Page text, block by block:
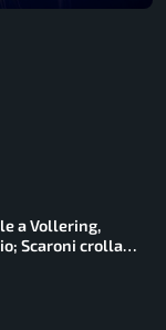
a Vollering,
Scaroni crolla